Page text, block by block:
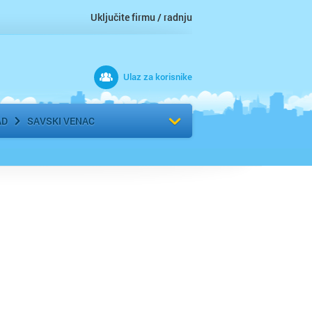
Uključite firmu / radnju
Ulaz za korisnike
SAVSKI VENACIzaberite komšiluk